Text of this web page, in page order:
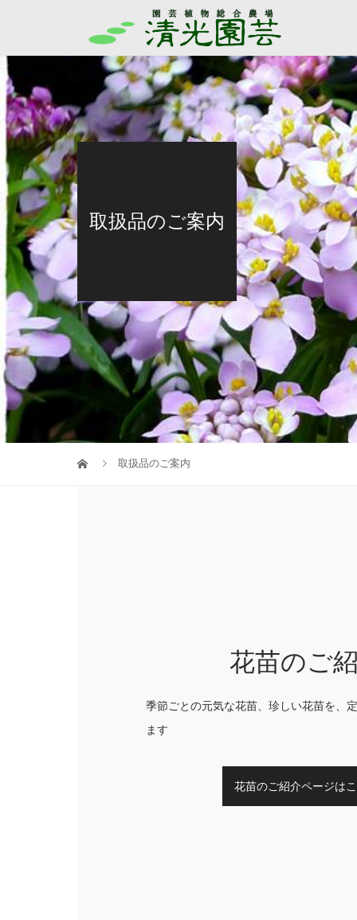
取扱品のご案内
取扱品のご案内
花苗のご
季節ごとの元気な花苗、珍しい花苗を、
ます
花苗のご紹介ページは